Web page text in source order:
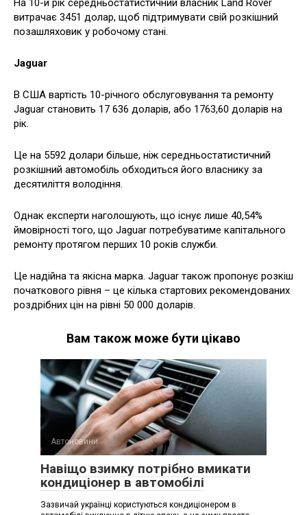
На 10-й рік середньостатистичний власник Land Rover
витрачає 3451 долар, щоб підтримувати свій розкішний
позашляховик у робочому стані.
Jaguar
В США вартість 10-річного обслуговування та ремонту
Jaguar становить 17 636 доларів, або 1763,60 доларів на
рік.
Це на 5592 долари більше, ніж середньостатистичний
розкішний автомобіль обходиться його власнику за
десятиліття володіння.
Однак експерти наголошують, що існує лише 40,54%
ймовірності того, що Jaguar потребуватиме капітального
ремонту протягом перших 10 років служби.
Це надійна та якісна марка. Jaguar також пропонує розкіш
початкового рівня – це кілька стартових рекомендованих
роздрібних цін на рівні 50 000 доларів.
Вам також може бути цікаво
Автоновини
Навіщо взимку потрібно вмикати
кондиціонер в автомобілі
Зазвичай українці користуються кондиціонером в